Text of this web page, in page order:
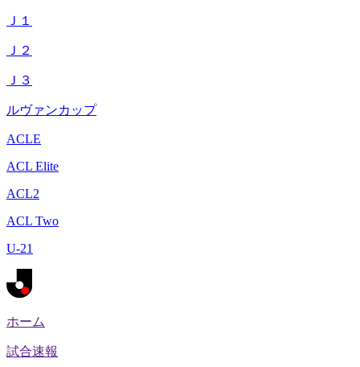
Ｊ１
Ｊ２
Ｊ３
ルヴァンカップ
ACLE
ACL Elite
ACL2
ACL Two
U-21
ホーム
試合速報